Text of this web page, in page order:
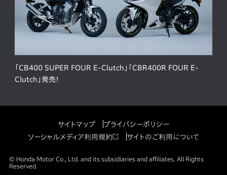
「CB400 SUPER FOUR E-Clutch」「CBR400R FOUR E-
Clutch」発売！
サイトマップ
プライバシーポリシー
ソーシャルメディア利用規約
サイトのご利用について
© Honda Motor Co., Ltd. and its subsidiaries and affiliates. All Rights
Reserved.